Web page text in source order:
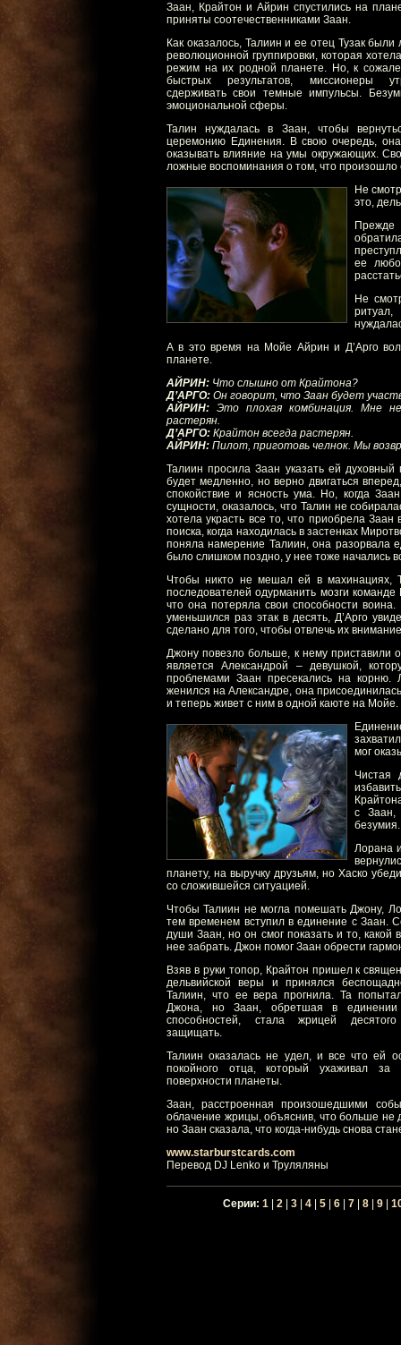
Заан, Крайтон и Айрин спустились на
приняты соотечественниками Заан.
Как оказалось, Талиин и ее отец Тузак
революционной группировки, которая
режим на их родной планете. Но, к
быстрых результатов, миссионеры
сдерживать свои темные импульсы.
эмоциональной сферы.
Талин нуждалась в Заан, чтобы
церемонию Единения. В свою очередь,
оказывать влияние на умы окружающих.
ложные воспоминания о том, что произошло
Не
это,
Прежде
ее
Не
А в это время на Мойе Айрин и Д’Арго
планете.
АЙРИН: Что слышно от Крайтона?
Д’АРГО: Он говорит, что Заан будет
АЙРИН: Это плохая комбинация. Мне
растерян.
Д’АРГО: Крайтон всегда растерян.
АЙРИН: Пилот, приготовь челнок. Мы
Талиин просила Заан указать ей духовный
будет медленно, но верно двигаться
спокойствие и ясность ума. Но, когда
сущности, оказалось, что Талин не
хотела украсть все то, что приобрела Заан
поиска, когда находилась в застенках
поняла намерение Талиин, она разорвала
было слишком поздно, у нее тоже начались
Чтобы никто не мешал ей в махинациях,
последователей одурманить мозги
что она потеряла свои способности
уменьшился раз этак в десять, Д’Арго
сделано для того, чтобы отвлечь их
Джону повезло больше, к нему приставили
является Александрой – девушкой,
проблемами Заан пресекались на
женился на Александре, она
и теперь живет с ним в одной каюте на Мойе.
мог
Чистая
с Заан,
безумия.
Лорана
планету, на выручку друзьям, но Хаско
со сложившейся ситуацией.
Чтобы Талиин не могла помешать Джону,
тем временем вступил в единение с Заан.
души Заан, но он смог показать и то,
нее забрать. Джон помог Заан обрести
Взяв в руки топор, Крайтон пришел к
дельвийской веры и принялся
Талиин, что ее вера прогнила. Та
Джона, но Заан, обретшая в
способностей, стала жрицей
защищать.
Талиин оказалась не удел, и все что ей
покойного отца, который ухаживал за
поверхности планеты.
Заан, расстроенная произошедшими
облачение жрицы, объяснив, что больше не
но Заан сказала, что когда-нибудь снова
www.starburstcards.com
Перевод DJ Lenko и Труляляны
Серии: 1| 2| 3| 4| 5| 6| 7| 8| 9|